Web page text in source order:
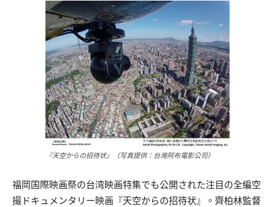
『天空からの招待状』（写真提供：台灣阿布電影公司）
福岡国際映画祭の台湾映画特集でも公開された注目の全編空
撮ドキュメンタリー映画『天空からの招待状』。齊柏林監督